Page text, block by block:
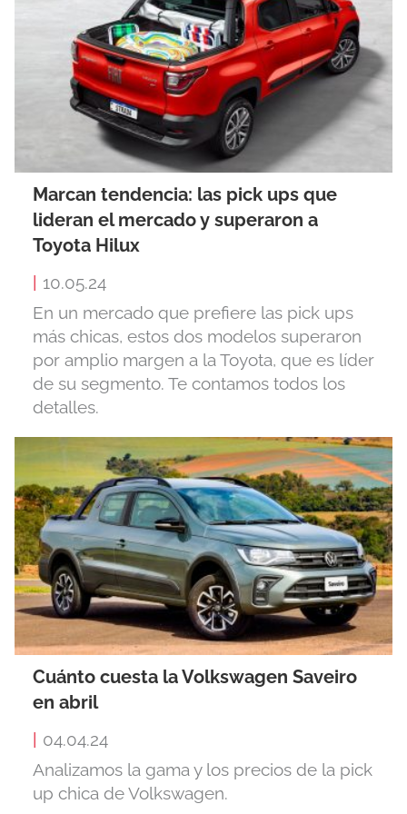
Marcan tendencia: las pick ups que
lideran el mercado y superaron a
Toyota Hilux
10.05.24
En un mercado que prefiere las pick ups
más chicas, estos dos modelos superaron
por amplio margen a la Toyota, que es líder
de su segmento. Te contamos todos los
detalles.
Cuánto cuesta la Volkswagen Saveiro
en abril
| 04.04.24
Analizamos la gama y los precios de la pick
up chica de Volkswagen.